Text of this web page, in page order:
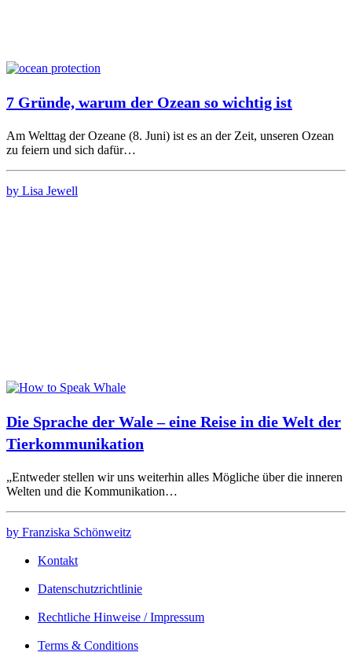
7 Gründe, warum der Ozean so wichtig ist
Am Welttag der Ozeane (8. Juni) ist es an der Zeit, unseren Ozean
zu feiern und sich dafür…
by Lisa Jewell
Die Sprache der Wale – eine Reise in die Welt der
Tierkommunikation
„Entweder stellen wir uns weiterhin alles Mögliche über die inneren
Welten und die Kommunikation…
by Franziska Schönweitz
Kontakt
Datenschutzrichtlinie
Rechtliche Hinweise / Impressum
Terms & Conditions